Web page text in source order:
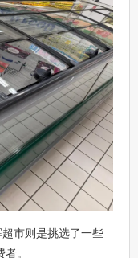
市则是挑选了一些
。